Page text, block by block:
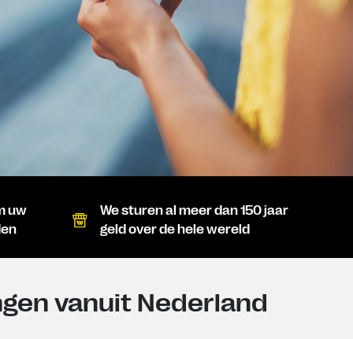
uw
We sturen al meer dan 150 jaar
geld over de hele wereld
vanuit Nederland